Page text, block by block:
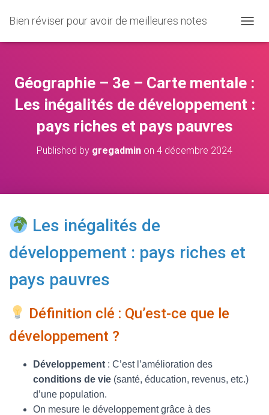
Bien réviser pour avoir de meilleures notes
U
F
Géographie – 3e – Carte mentale :
Les inégalités de développement :
pays riches et pays pauvres
Published by gregadmin on 4 décembre 2024
Les inégalités de
développement : pays riches et
pays pauvres
Définition clé : Qu’est-ce que le
développement ?
Développement : C’est l’amélioration des
conditions de vie (santé, éducation, revenus, etc.)
d’une population.
On mesure le développement grâce à des